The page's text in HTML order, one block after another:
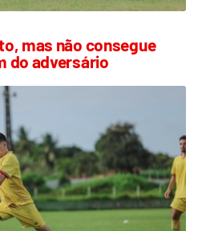
mas não consegue
do adversário